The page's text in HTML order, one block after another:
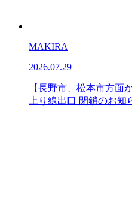
MAKIRA
2026.07.29
【長野市、松本市方面
上り線出口 閉鎖のお知